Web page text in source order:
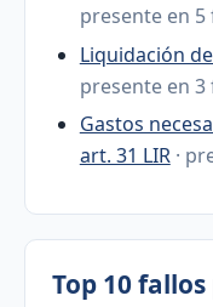
presente en 5
Liquidación
presente en 3
Gastos
art. 31 LIR ·
Top 10